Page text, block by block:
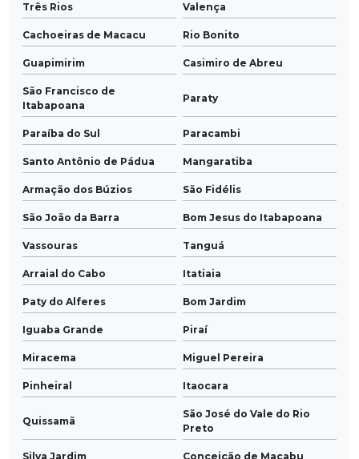
Três Rios Valença
Cachoeiras de Macacu Rio Bonito
Guapimirim Casimiro de Abreu
São Francisco de
Itabapoana
Paraty
Paraíba do Sul Paracambi
Santo Antônio de Pádua Mangaratiba
Armação dos Búzios São Fidélis
São João da Barra Bom Jesus do Itabapoana
Vassouras Tanguá
Arraial do Cabo Itatiaia
Paty do Alferes Bom Jardim
Iguaba Grande Piraí
Miracema Miguel Pereira
Pinheiral Itaocara
Quissamã
São José do Vale do Rio
Preto
Silva Jardim Conceição de Macabu